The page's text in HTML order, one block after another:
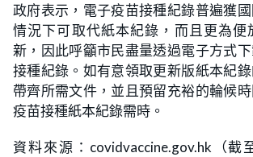
政府表示，電子疫苗接種紀錄普遍獲
情況下可取代紙本紀錄，而且更為便
新，因此呼籲市民盡量透過電子方式
接種紀錄。如有意領取更新版紙本紀
帶齊所需文件，並且預留充裕的輪候
疫苗接種紙本紀錄需時。
資料來源：covidvaccine.gov.hk（截